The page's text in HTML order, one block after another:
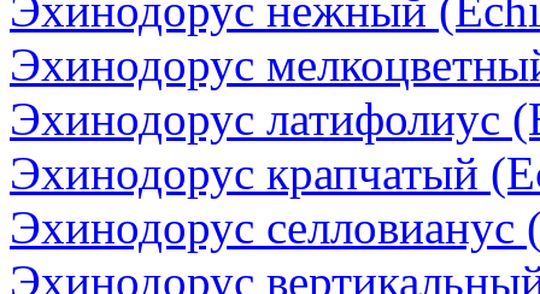
Эхинодорус
Эхинодорус латифолиус
Эхинодорус крапчатый
Эхинодорус
Эхинодорус